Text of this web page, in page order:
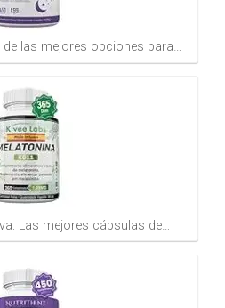
las mejores opciones para…
Las mejores cápsulas de…